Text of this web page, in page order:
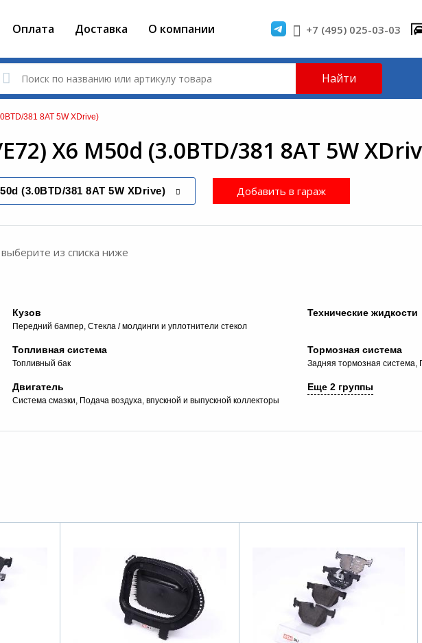
Оплата Доставка О компании +7 (495) 025-03-03
Найти
381 8AT 5W XDrive)
X6 M50d (3.0BTD/381 8AT 5W
(3.0BTD/381 8AT 5W XDrive) Добавить в гараж
из списка ниже
Кузов
Передний бампер Стекла / молдинги и уплотнители стекол
Технические жидкости
Топливная система
Топливный бак
Тормозная система
Задняя тормозная система
Двигатель
Система смазки Подача воздуха, впускной и выпускной коллекторы
Еще 2 группы